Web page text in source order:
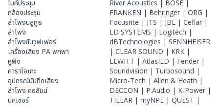
ไมค์ประชุม
กล้องประชุม
ลำโพงบลูทูธ
ลำโพง
ลำโพงซับวูฟเฟอร์
เครื่องเสียง PA พกพา
หูฟัง
คาราโอเกะ
อุปกรณ์บันทึกเสียง
ลำโพง คอลัมน์
มิกเซอร์
River Acoustics | BOSE |
FRANKEN | Behringer | ORG |
Focusrite | JTS | JBL | Ceflar |
LD SYSTEMS | Logitech |
dBTechnologies | SENNHEISER
| CLEAR SOUND | KRK |
LEWITT | AtlasIED | Fender |
Soundvision | Turbosound |
Micro-Tech | Allen & Heath |
DECCON | P.Audio | K-Power |
TILEAR | myNPE | QUEST |